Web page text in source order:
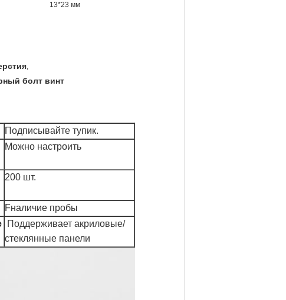
13*23 мм
,
болт винт
Подписывайте тупик.
Можно настроить
200 шт.
Fналичие пробы
Поддерживает акриловые/
стеклянные панели